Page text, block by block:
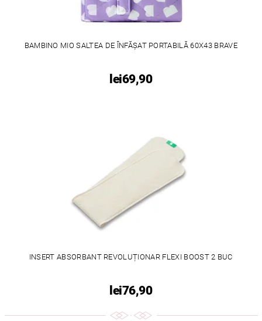
BAMBINO MIO SALTEA DE ÎNFĂȘAT PORTABILĂ 60X43 BRAVE
lei69,90
INSERT ABSORBANT REVOLUȚIONAR FLEXI BOOST 2 BUC
lei76,90